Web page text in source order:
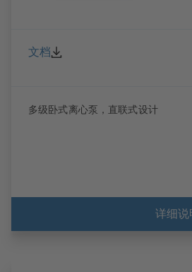
文档
多级卧式离心泵，直联式设计
详细说